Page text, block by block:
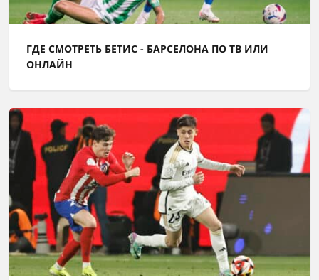
ГДЕ СМОТРЕТЬ БЕТИС - БАРСЕЛОНА ПО ТВ ИЛИ
ОНЛАЙН